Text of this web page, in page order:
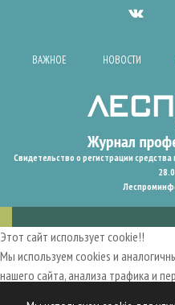
ВАЖНОЕ НОВОСТИ
Свидетельство о регистрации
Этот сайт использует cookie!!
Мы используем cookies и
нашего сайта, анализа трафика и